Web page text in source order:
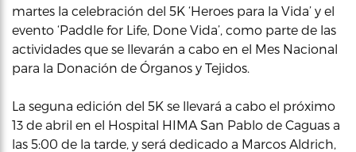
martes la celebración del 5K ‘Heroes para la Vida’ y el
evento ‘Paddle for Life, Done Vida’, como parte de las
actividades que se llevarán a cabo en el Mes Nacional
para la Donación de Órganos y Tejidos.
La seguna edición del 5K se llevará a cabo el próximo
13 de abril en el Hospital HIMA San Pablo de Caguas a
las 5:00 de la tarde, y será dedicado a Marcos Aldrich,